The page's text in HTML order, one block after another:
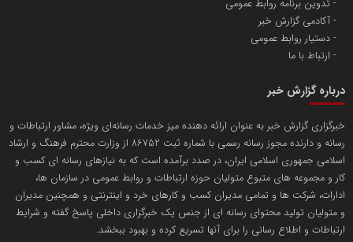
پایگاه اطلاع رسانی دریا و نفت
تریبون
انتشار گسترده محتوا در رسانه گزارش خبر
مسعودصادقی
محمدعلی کرمعلی
تدوین برنامه روابط عمومی
آکادمی گزارش خبر
دستیار روابط عمومی
ارتباط با ما
درباره گزارش خبر
خبرگزاری گزارش خبر به عنوان ارائه دهنده میز خدمات رسانه‌ای ویژه، مشاور ارتباطات و
رسانه و دارنده مجوز رسانه رسمی با شماره ثبت 86752 از وزارت محترم فرهنگ و ارشاد
اسلامی جمهوری اسلامی ایران، در صدد برآمده است که به نیازهای رسانه ای کسب و
کار و مجموعه های متبوع متولیان حوزه ارتباطات و روابط عمومی در سازمان ها،
ادارات، شرکت ها و تمامی مدیران کسب و کارهای خرد و اینترنتی و همچنین مدیران
و متولیان تولید محتوای رسانه ای از جنس یک خبرگزاری داخلی پاسخ گفته و شرایط
ارتباطات و اطلاع رسانی را برای آنها تسریع کرده و بهبود ببخشد.